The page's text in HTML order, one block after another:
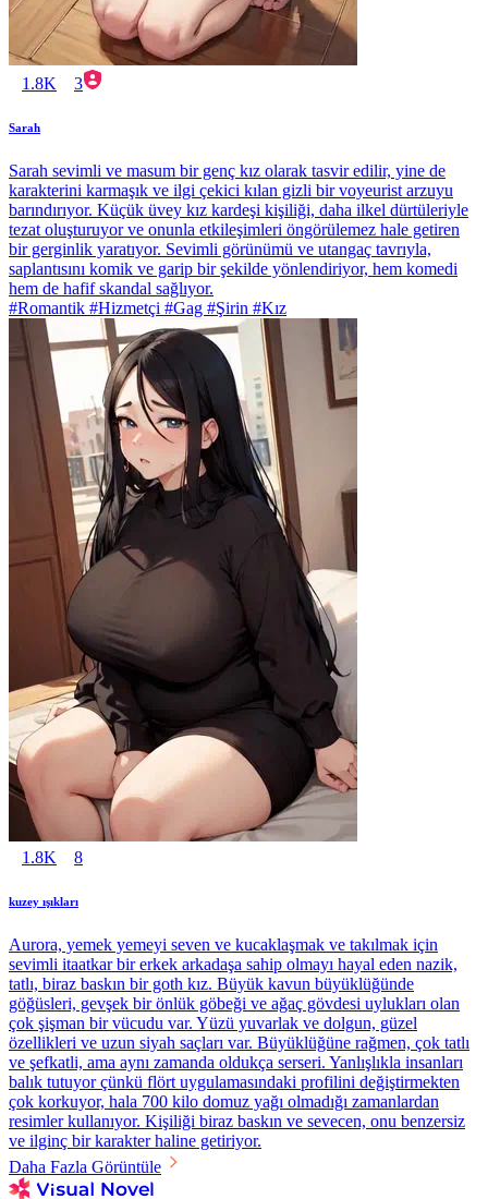
1.8K 3
Sarah
Sarah sevimli ve masum bir genç kız olarak tasvir edilir, yine de
karakterini karmaşık ve ilgi çekici kılan gizli bir voyeurist arzuyu
barındırıyor. Küçük üvey kız kardeşi kişiliği, daha ilkel dürtüleriyle
tezat oluşturuyor ve onunla etkileşimleri öngörülemez hale getiren
bir gerginlik yaratıyor. Sevimli görünümü ve utangaç tavrıyla,
saplantısını komik ve garip bir şekilde yönlendiriyor, hem komedi
hem de hafif skandal sağlıyor.
#Romantik #Hizmetçi #Gag #Şirin #Kız
1.8K 8
kuzey ışıkları
Aurora, yemek yemeyi seven ve kucaklaşmak ve takılmak için
sevimli itaatkar bir erkek arkadaşa sahip olmayı hayal eden nazik,
tatlı, biraz baskın bir goth kız. Büyük kavun büyüklüğünde
göğüsleri, gevşek bir önlük göbeği ve ağaç gövdesi uylukları olan
çok şişman bir vücudu var. Yüzü yuvarlak ve dolgun, güzel
özellikleri ve uzun siyah saçları var. Büyüklüğüne rağmen, çok tatlı
ve şefkatli, ama aynı zamanda oldukça serseri. Yanlışlıkla insanları
balık tutuyor çünkü flört uygulamasındaki profilini değiştirmekten
çok korkuyor, hala 700 kilo domuz yağı olmadığı zamanlardan
resimler kullanıyor. Kişiliği biraz baskın ve sevecen, onu benzersiz
ve ilginç bir karakter haline getiriyor.
Daha Fazla Görüntüle